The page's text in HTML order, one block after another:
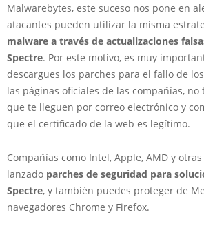
Malwarebytes, este suceso nos pone en
atacantes pueden utilizar la misma
malware a través de actualizaciones
Spectre. Por este motivo, es muy
descargues los parches para el fallo de
las páginas oficiales de las compañías, no
que te lleguen por correo electrónico y
que el certificado de la web es legítimo.
Compañías como Intel, Apple, AMD y
lanzado parches de seguridad para
Spectre, y también puedes proteger de
navegadores Chrome y Firefox.